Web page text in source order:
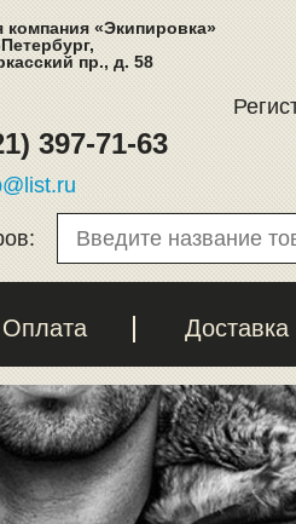
компания «Экипировка»
пр., д. 58
397-71-63
Оплата Доставка